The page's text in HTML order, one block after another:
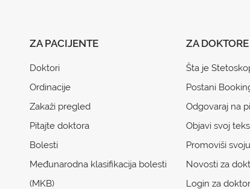
ZA PACIJENTE
Doktori
Ordinacije
Zakaži pregled
Pitajte doktora
Bolesti
Međunarodna klasifikacija bolesti
(MKB)
ZA DOKTORE
Šta je
Postani
Odgovaraj na
Objavi svoj
Promoviši
Novosti za
Login za